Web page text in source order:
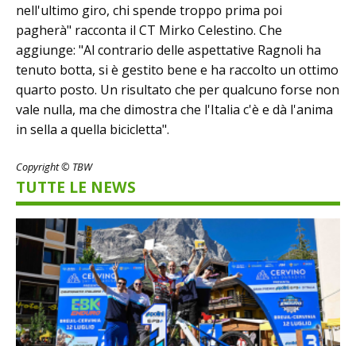
nell'ultimo giro, chi spende troppo prima poi
pagherà" racconta il CT Mirko Celestino. Che
aggiunge: "Al contrario delle aspettative Ragnoli ha
tenuto botta, si è gestito bene e ha raccolto un ottimo
quarto posto. Un risultato che per qualcuno forse non
vale nulla, ma che dimostra che l'Italia c'è e dà l'anima
in sella a quella bicicletta".
Copyright © TBW
TUTTE LE NEWS